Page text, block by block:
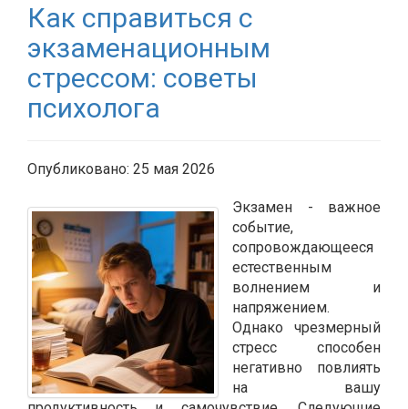
Как справиться с
экзаменационным
стрессом: советы
психолога
Опубликовано: 25 мая 2026
Экзамен - важное
событие,
сопровождающееся
естественным
волнением и
напряжением.
Однако чрезмерный
стресс способен
негативно повлиять
на вашу